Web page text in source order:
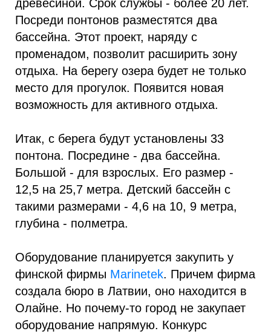
древесиной. Срок службы - более 20 лет.
Посреди понтонов разместятся два
бассейна. Этот проект, наряду с
променадом, позволит расширить зону
отдыха. На берегу озера будет не только
место для прогулок. Появится новая
возможность для активного отдыха.
Итак, с берега будут установлены 33
понтона. Посредине - два бассейна.
Большой - для взрослых. Его размер -
12,5 на 25,7 метра. Детский бассейн с
такими размерами - 4,6 на 10, 9 метра,
глубина - полметра.
Оборудование планируется закупить у
финской фирмы Marinetek. Причем фирма
создала бюро в Латвии, оно находится в
Олайне. Но почему-то город не закупает
оборудование напрямую. Конкурс